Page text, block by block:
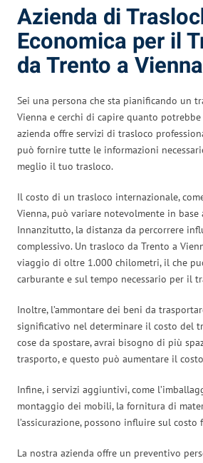
Azienda di
Economica per il
da Trento a Vienna
Sei una persona che sta pianificando un
Vienna e cerchi di capire quanto potrebbe
azienda offre servizi di trasloco
può fornire tutte le informazioni
meglio il tuo trasloco.
Il costo di un trasloco internazionale,
Vienna, può variare notevolmente in
Innanzitutto, la distanza da percorrere
complessivo. Un trasloco da Trento a
viaggio di oltre 1.000 chilometri, il che
carburante e sul tempo necessario per il
Inoltre, l’ammontare dei beni da
significativo nel determinare il costo del
cose da spostare, avrai bisogno di più
trasporto, e questo può aumentare il
Infine, i servizi aggiuntivi, come
montaggio dei mobili, la fornitura di
l’assicurazione, possono influire sul costo
La nostra azienda offre un preventivo